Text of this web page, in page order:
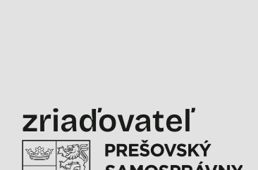
zriaďovateľ